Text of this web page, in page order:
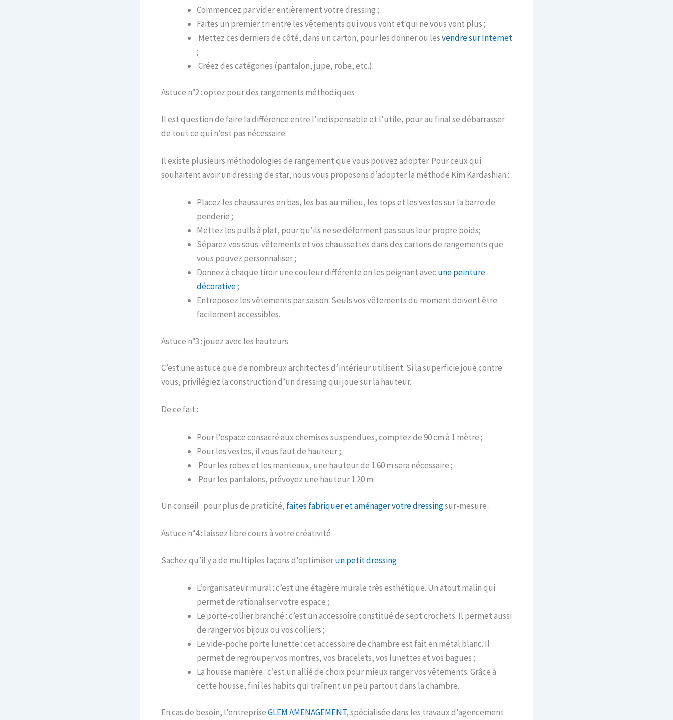
Commencez par vider entièrement votre dressing ;
Faites un premier tri entre les vêtements qui vous vont et qui ne vous vont plus ;
Mettez ces derniers de côté, dans un carton, pour les donner ou lesvendre sur Internet
;
Créez des catégories (pantalon, jupe, robe, etc.).
Astuce n°2 : optez pour des rangements méthodiques
Il est question de faire la différence entre l’indispensable et l’utile, pour au final se débarrasser
de tout ce qui n’est pas nécessaire.
Il existe plusieurs méthodologies de rangement que vous pouvez adopter. Pour ceux qui
souhaitent avoir un dressing de star, nous vous proposons d’adopter la méthode Kim Kardashian :
Placez les chaussures en bas, les bas au milieu, les tops et les vestes sur la barre de
penderie ;
Mettez les pulls à plat, pour qu’ils ne se déforment pas sous leur propre poids;
Séparez vos sous-vêtements et vos chaussettes dans des cartons de rangements que
vous pouvez personnaliser ;
Donnez à chaque tiroir une couleur différente en les peignant avec une peinture
décorative;
Entreposez les vêtements par saison. Seuls vos vêtements du moment doivent être
facilement accessibles.
Astuce n°3 : jouez avec les hauteurs
C’est une astuce que de nombreux architectes d’intérieur utilisent. Si la superficie joue contre
vous, privilégiez la construction d’un dressing qui joue sur la hauteur.
De ce fait :
Pour l’espace consacré aux chemises suspendues, comptez de 90 cm à 1 mètre ;
Pour les vestes, il vous faut de hauteur ;
Pour les robes et les manteaux, une hauteur de 1.60 m sera nécessaire ;
Pour les pantalons, prévoyez une hauteur 1.20 m.
Un conseil : pour plus de praticité, faites fabriquer et aménager votre dressingsur-mesure .
Astuce n°4 : laissez libre cours à votre créativité
Sachez qu’il y a de multiples façons d’optimiserun petit dressing:
L’organisateur mural : c’est une étagère murale très esthétique. Un atout malin qui
permet de rationaliser votre espace ;
Le porte-collier branché : c’est un accessoire constitué de sept crochets. Il permet aussi
de ranger vos bijoux ou vos colliers ;
Le vide-poche porte lunette : cet accessoire de chambre est fait en métal blanc. Il
permet de regrouper vos montres, vos bracelets, vos lunettes et vos bagues ;
La housse manière : c’est un allié de choix pour mieux ranger vos vêtements. Grâce à
cette housse, fini les habits qui traînent un peu partout dans la chambre.
En cas de besoin, l’entrepriseGLEM AMENAGEMENT, spécialisée dans les travaux d’agencement